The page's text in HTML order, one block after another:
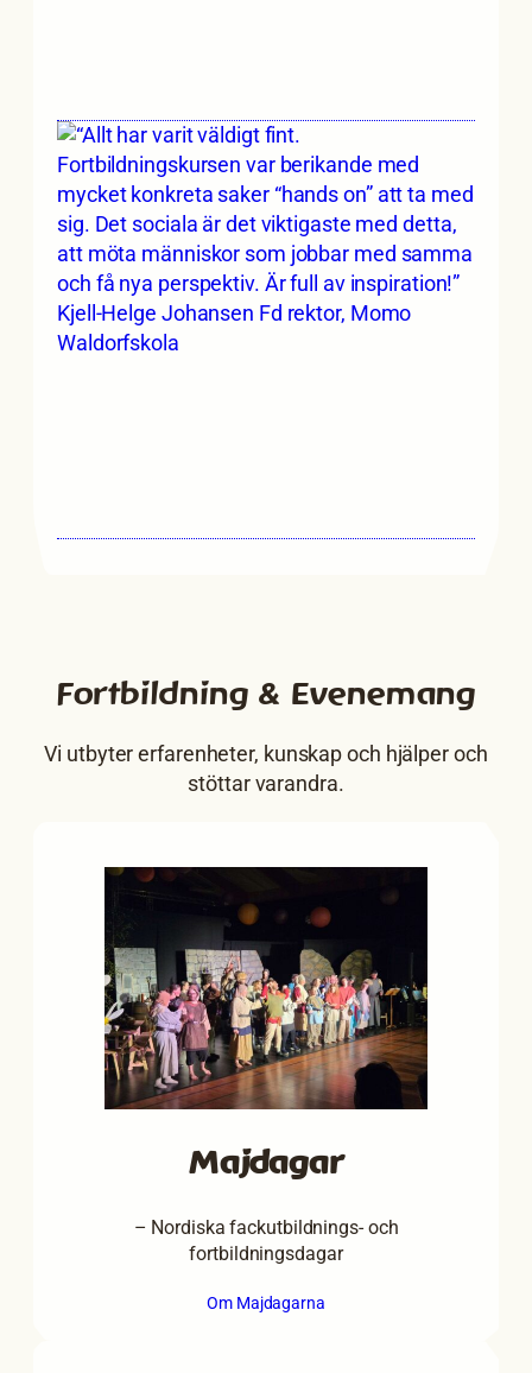
Fortbildning & Evenemang
Vi utbyter erfarenheter, kunskap och hjälper och
stöttar varandra.
Majdagar
– Nordiska fackutbildnings- och
fortbildningsdagar
Om Majdagarna